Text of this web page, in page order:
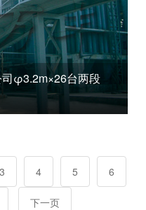
φ3.2m×26台两段
3 4 5 6
下一页